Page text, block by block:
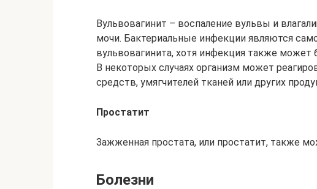
Вульвовагинит – воспаление вульвы и
мочи. Бактериальные инфекции являются
вульвовагинита, хотя инфекция также
В некоторых случаях организм может
средств, умягчителей тканей или других
Простатит
Зажженная простата, или простатит, также
Болезни